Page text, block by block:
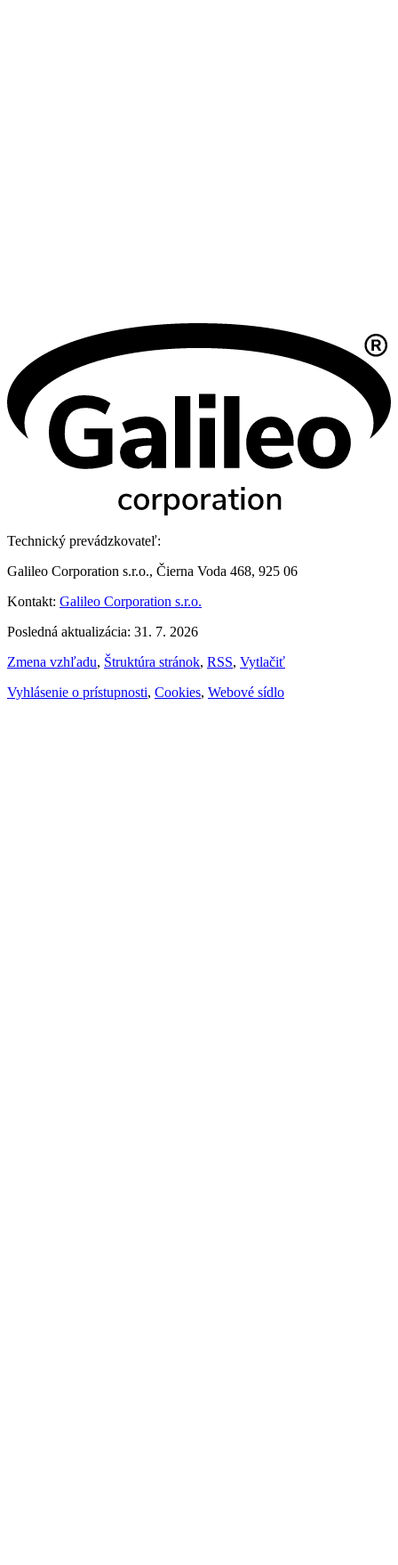
Technický prevádzkovateľ:
Galileo Corporation s.r.o., Čierna Voda 468, 925 06
Kontakt: Galileo Corporation s.r.o.
Posledná aktualizácia: 31. 7. 2026
Zmena vzhľadu, Štruktúra stránok, RSS, Vytlačiť
Vyhlásenie o prístupnosti, Cookies, Webové sídlo